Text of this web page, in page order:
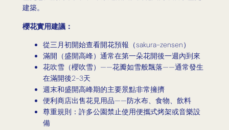
建築。
櫻花實用建議：
從三月初開始查看開花預報（sakura-zensen）
滿開（盛開高峰）通常在第一朵花開後一週內到來
花吹雪（櫻吹雪）——花瓣如雪般飄落——通常發生
在滿開後2-3天
週末和盛開高峰期的主要景點非常擁擠
便利商店出售花見用品——防水布、食物、飲料
尊重規則：許多公園禁止使用便攜式烤架或音樂設
備